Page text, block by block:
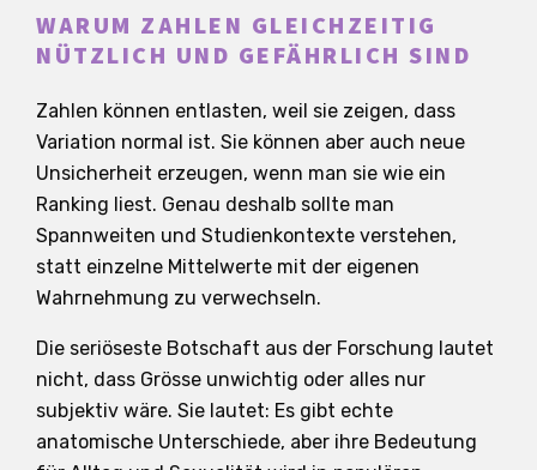
WARUM ZAHLEN GLEICHZEITIG
NÜTZLICH UND GEFÄHRLICH SIND
Zahlen können entlasten, weil sie zeigen, dass
Variation normal ist. Sie können aber auch neue
Unsicherheit erzeugen, wenn man sie wie ein
Ranking liest. Genau deshalb sollte man
Spannweiten und Studienkontexte verstehen,
statt einzelne Mittelwerte mit der eigenen
Wahrnehmung zu verwechseln.
Die seriöseste Botschaft aus der Forschung lautet
nicht, dass Grösse unwichtig oder alles nur
subjektiv wäre. Sie lautet: Es gibt echte
anatomische Unterschiede, aber ihre Bedeutung